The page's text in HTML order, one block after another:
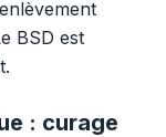
BSD est
: curage